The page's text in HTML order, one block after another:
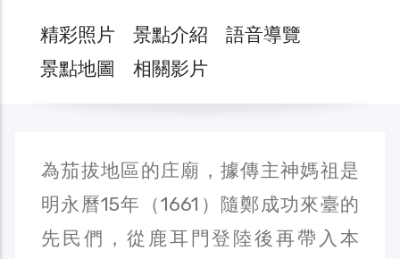
精彩照片 景點介紹
語音導覽
景點地圖
相關影片
為茄拔地區的庄廟，據傳主神媽祖是
明永曆15年（1661）隨鄭成功來臺的
先民們，從鹿耳門登陸後再帶入本